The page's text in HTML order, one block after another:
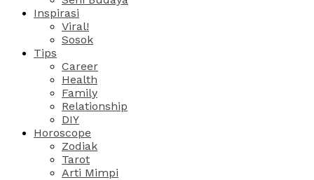
Inspirasi
Viral!
Sosok
Tips
Career
Health
Family
Relationship
DIY
Horoscope
Zodiak
Tarot
Arti Mimpi